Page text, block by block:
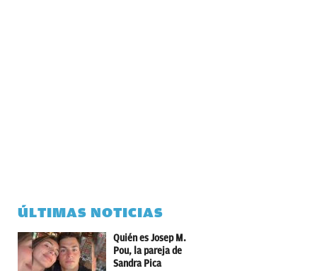
ÚLTIMAS NOTICIAS
Quién es Josep M.
Pou, la pareja de
Sandra Pica